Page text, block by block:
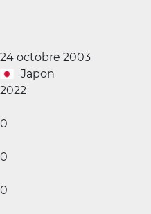
24 octobre 2003
Japon
2022
0
0
0